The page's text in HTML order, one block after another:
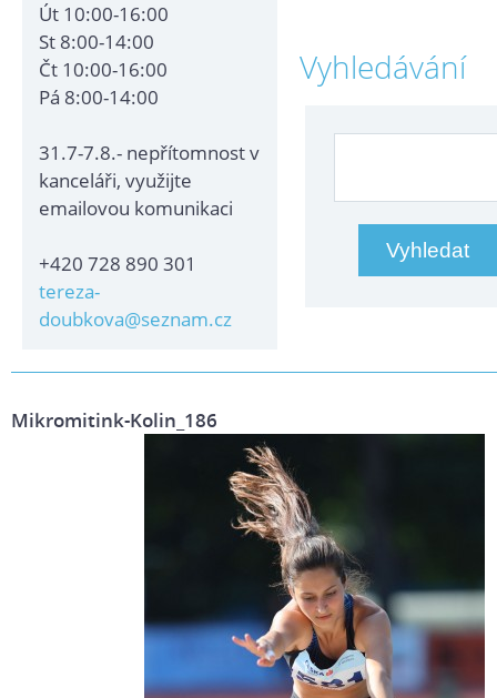
Út 10:00-16:00
St 8:00-14:00
Čt 10:00-16:00
Pá 8:00-14:00
31.7-7.8.- nepřítomnost v
kanceláři, využijte
emailovou komunikaci
+420 728 890 301
tereza-
doubkova@seznam.cz
Vyhledávání
Mikromitink-Kolin_186